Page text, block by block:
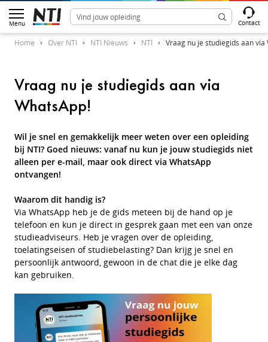
Menu Contact
Home Over NTI NTI Nieuws NTI Vraag nu je studiegids aan via
Vraag nu je studiegids aan via
WhatsApp!
Wil je snel en gemakkelijk meer weten over een opleiding
bij NTI? Goed nieuws: vanaf nu kun je jouw studiegids niet
alleen per e-mail, maar ook direct via WhatsApp
ontvangen!
Waarom dit handig is?
Via WhatsApp heb je de gids meteen bij de hand op je
telefoon en kun je direct in gesprek gaan met een van onze
studieadviseurs. Heb je vragen over de opleiding,
toelatingseisen of studiebelasting? Dan krijg je snel en
persoonlijk antwoord, gewoon in de chat die je elke dag
kan gebruiken.